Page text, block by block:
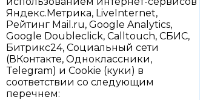
Яндекс.Метрика, LiveInternet,
Рейтинг Mail.ru, Google Analytics,
Google Doubleclick, Calltouch, СБИС,
Битрикс24, Социальный сети
(ВКонтакте, Одноклассники,
Telegram) и Cookie (куки) в
соответствии со следующим
перечнем: